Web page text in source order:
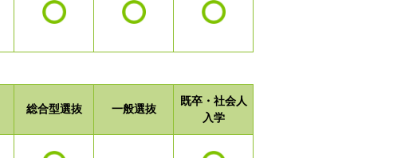
総合型選抜 一般選抜
既卒・社会人
入学